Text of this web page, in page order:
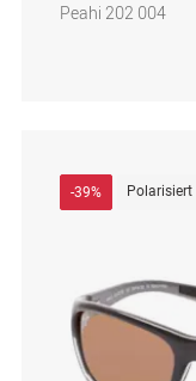
Peahi 202 004
-39% Polarisiert